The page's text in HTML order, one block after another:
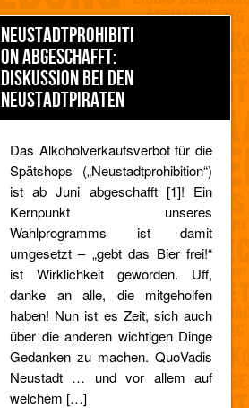
NEUSTADTPROHIBITI
ON ABGESCHAFFT:
DISKUSSION BEI DEN
NEUSTADTPIRATEN
Das Alkoholverkaufsverbot für die
Spätshops („Neustadtprohibition“)
ist ab Juni abgeschafft [1]! Ein
Kernpunkt unseres
Wahlprogramms ist damit
umgesetzt – „gebt das Bier frei!“
ist Wirklichkeit geworden. Uff,
danke an alle, die mitgeholfen
haben! Nun ist es Zeit, sich auch
über die anderen wichtigen Dinge
Gedanken zu machen. QuoVadis
Neustadt … und vor allem auf
welchem […]